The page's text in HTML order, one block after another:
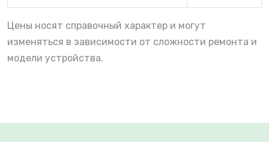
Цены носят справочный характер и могут
изменяться в зависимости от сложности ремонта и
модели устройства.